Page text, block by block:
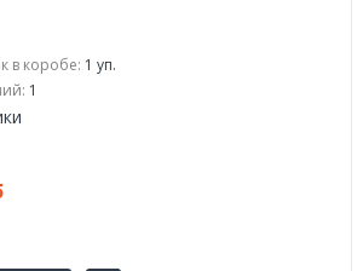
в коробе: 1 уп.
1